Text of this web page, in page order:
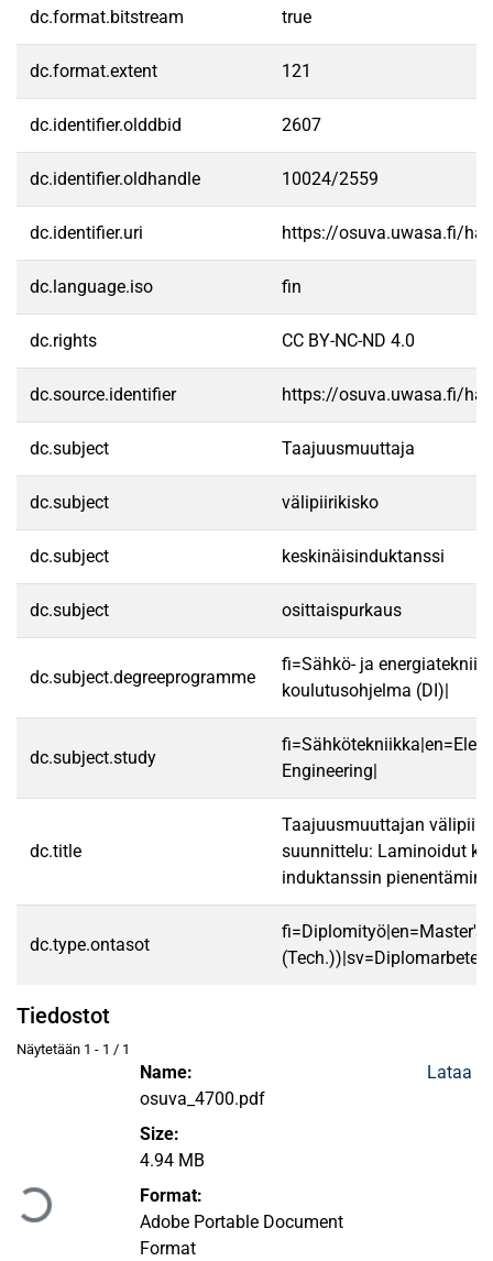
dc.format.bitstream true
dc.format.extent 121
dc.identifier.olddbid 2607
dc.identifier.oldhandle 10024/2559
dc.identifier.uri https://osuva.uwasa.fi/
dc.language.iso fin
dc.rights CC BY-NC-ND 4.0
dc.source.identifier https://osuva.uwasa.fi/
dc.subject Taajuusmuuttaja
dc.subject välipiirikisko
dc.subject keskinäisinduktanssi
dc.subject osittaispurkaus
dc.subject.degreeprogramme
fi=Sähkö- ja
koulutusohjelma (DI)|
dc.subject.study
Engineering|
dc.title
Taajuusmuuttajan
suunnittelu: Laminoidut
induktanssin
dc.type.ontasot
fi=Diplomityö|en=Master's
(Tech.))|sv=Diplomarbete|
Tiedostot
Näytetään 1 - 1 / 1
Ladataan...
Name:
osuva_4700.pdf
Size:
4.94 MB
Format:
Adobe Portable Document
Format
Lataa